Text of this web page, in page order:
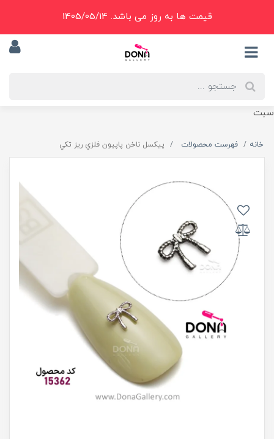
سبت
قیمت ها به روز می باشد. 1405/05/14
خانه فهرست محصولات پيکسل ناخن پاپيون فلزي ريز تکي